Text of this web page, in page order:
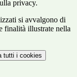
privacy.
si avvalgono di
finalità illustrate nella
tutti i cookies